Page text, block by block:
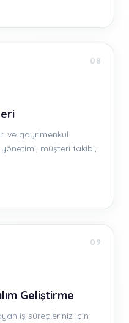
08
ve gayrimenkul
müşteri takibi,
09
Geliştirme
iş süreçleriniz için